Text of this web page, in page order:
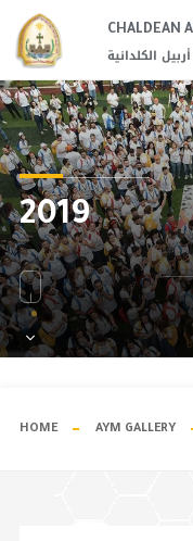
CHALDEAN
الكلدانية
2019
HOME AYM GALLERY